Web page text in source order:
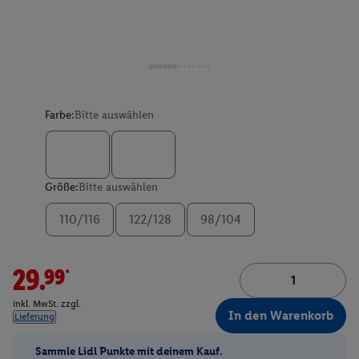
Farbe:Bitte auswählen
Größe:Bitte auswählen
110/116 122/128 98/104
29.99*
inkl. MwSt. zzgl.
Lieferung
In den Warenkorb
Sammle Lidl Punkte mit deinem Kauf.